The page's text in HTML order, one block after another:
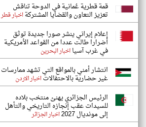
قمة قطرية عُمانية في الدوحة تناقش
تعزيز التعاون والقضايا المشتركةاخبار قطر
إعلام إيراني ينشر صورا جديدة توثق
أضرارا طالت عددا من القواعد الأمريكية
في غرب آسيااخبار البحرين
انتشار أمني بالمواقع التي تشهد ممارسات
غير حضارية بالاحتفالاتاخبار الاردن
الرئيس الجزائري يهنئ منتخب بلاده
للسيدات عقب إنجازه التاريخي والتأهل
إلى مونديال 2027 اخبار الجزائر